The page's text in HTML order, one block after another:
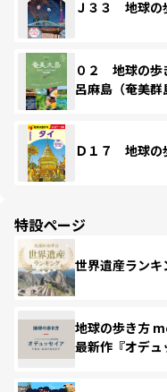
Ｊ３３ 地球
０２ 地球の
呂麻島（奄美
Ｄ１７ 地球
特設ページ
世界遺産ランキ
地球の歩き方
最新作『オデュ